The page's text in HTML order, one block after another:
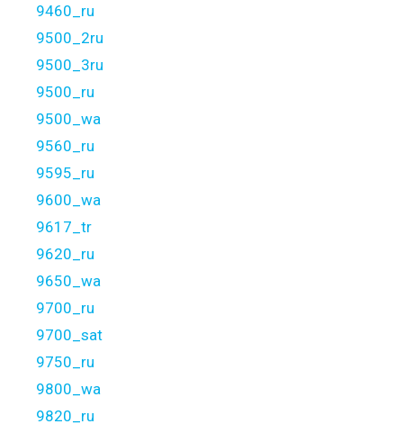
9460_ru
9500_2ru
9500_3ru
9500_ru
9500_wa
9560_ru
9595_ru
9600_wa
9617_tr
9620_ru
9650_wa
9700_ru
9700_sat
9750_ru
9800_wa
9820_ru